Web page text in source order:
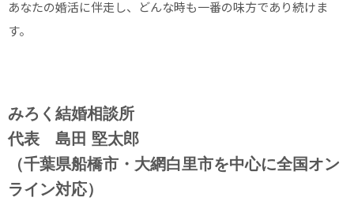
あなたの婚活に伴走し、どんな時も一番の味方であり続けま
す。
みろく結婚相談所
代表 島田 堅太郎
（千葉県船橋市・大網白里市を中心に全国オン
ライン対応）